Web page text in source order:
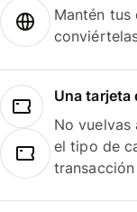
Mantén tus
Una tarjeta
No
el tipo de